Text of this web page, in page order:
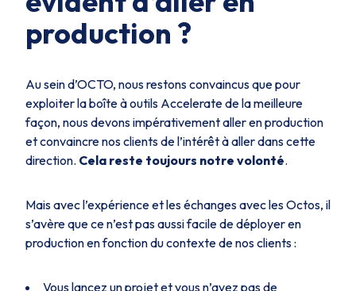
production ?
Au sein d’OCTO, nous restons convaincus que pour
exploiter la boîte à outils Accelerate de la meilleure
façon, nous devons impérativement aller en production
et convaincre nos clients de l’intérêt à aller dans cette
direction. Cela reste toujours notre volonté.
Mais avec l’expérience et les échanges avec les Octos, il
s’avère que ce n’est pas aussi facile de déployer en
production en fonction du contexte de nos clients :
Vous lancez un projet et vous n’avez pas de